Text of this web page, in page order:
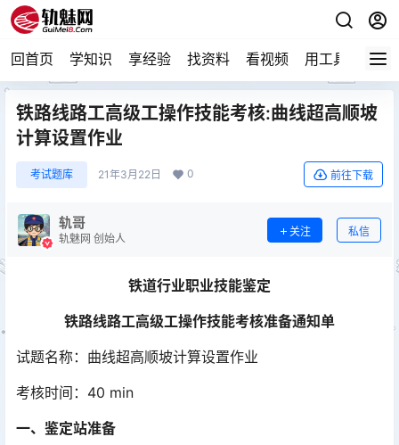
回首页 学知识 享经验 找资料 看视频 用工具 论技
铁路线路工高级工操作技能考核:曲线超高顺坡
计算设置作业
考试题库 21年3月22日 0 前往下载
轨哥
轨魅网 创始人
关注 私信
铁道行业职业技能鉴定
铁路线路工高级工操作技能考核准备通知单
试题名称：曲线超高顺坡计算设置作业
考核时间：40 min
一、鉴定站准备